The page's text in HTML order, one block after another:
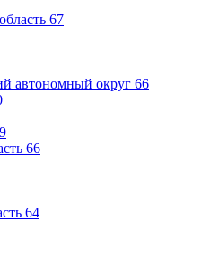
67
автономный округ 66
9
66
64